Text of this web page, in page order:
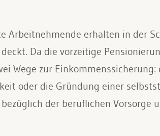
Arbeitnehmende erhalten in der
Da die vorzeitige
Wege zur
oder die Gründung einer
der beruflichen Vorsorge